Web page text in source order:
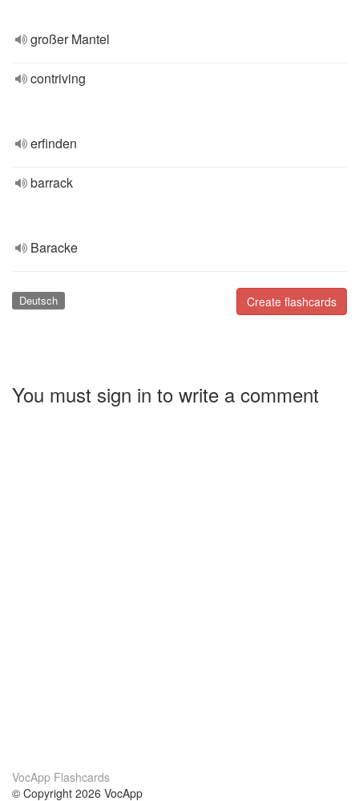
großer Mantel
contriving
erfinden
barrack
Baracke
Create flashcards
Deutsch
You must sign in to write a comment
VocApp Flashcards
© Copyright 2026 VocApp